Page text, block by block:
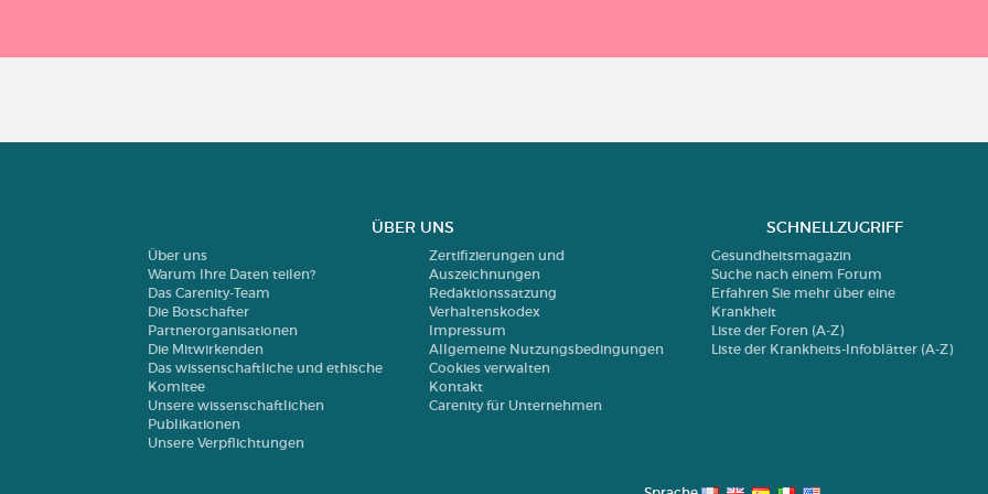
ÜBER UNS
Über uns
Warum Ihre Daten teilen?
Das Carenity-Team
Die Botschafter
Partnerorganisationen
Die Mitwirkenden
Das wissenschaftliche und ethische
Komitee
Unsere wissenschaftlichen
Publikationen
Unsere Verpflichtungen
Zertifizierungen und
Auszeichnungen
Redaktionssatzung
Verhaltenskodex
Impressum
Allgemeine Nutzungsbedingungen
Cookies verwalten
Kontakt
Carenity für Unternehmen
SCHNELLZUGRIFF
Gesundheitsmagazin
Suche nach einem Forum
Erfahren Sie mehr über eine
Krankheit
Liste der Foren (A-Z)
Liste der Krankheits-Infoblätter (A-Z)